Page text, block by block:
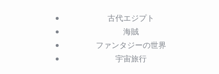
古代エジプト
海賊
ファンタジーの世界
宇宙旅行